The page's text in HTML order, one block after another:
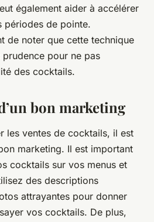
également aider à accélérer
périodes de pointe.
de noter que cette technique
pour ne pas
des cocktails.
bon marketing
les ventes de cocktails, il est
marketing. Il est important
cocktails sur vos menus et
des descriptions
attrayantes pour donner
vos cocktails. De plus,